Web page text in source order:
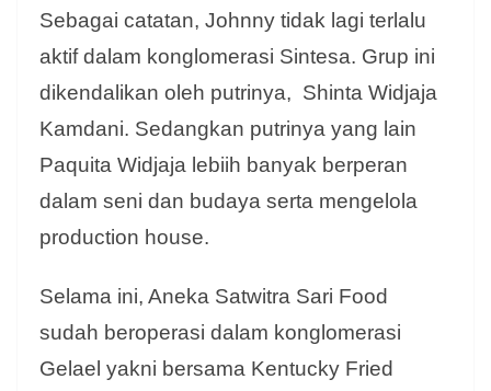
Sebagai catatan, Johnny tidak lagi terlalu
aktif dalam konglomerasi Sintesa. Grup ini
dikendalikan oleh putrinya, Shinta Widjaja
Kamdani. Sedangkan putrinya yang lain
Paquita Widjaja lebiih banyak berperan
dalam seni dan budaya serta mengelola
production house.
Selama ini, Aneka Satwitra Sari Food
sudah beroperasi dalam konglomerasi
Gelael yakni bersama Kentucky Fried